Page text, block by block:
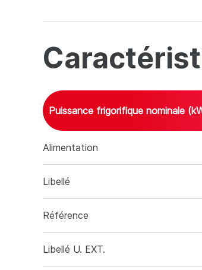
Puissance frigorifique nominale
Alimentation
Libellé
Référence
Libellé U. EXT.